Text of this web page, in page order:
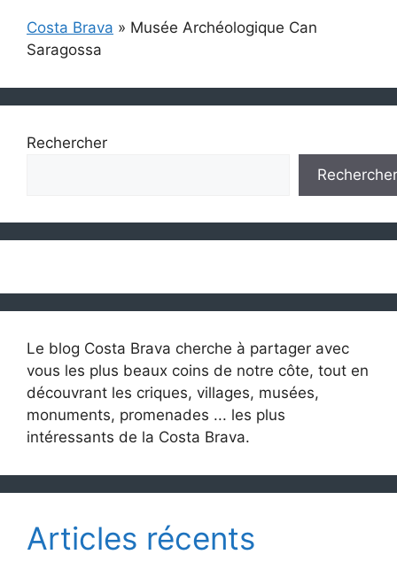
Costa Brava » Musée Archéologique Can
Saragossa
Rechercher
Rechercher
Le blog Costa Brava cherche à partager avec
vous les plus beaux coins de notre côte, tout en
découvrant les criques, villages, musées,
monuments, promenades ... les plus
intéressants de la Costa Brava.
Articles récents